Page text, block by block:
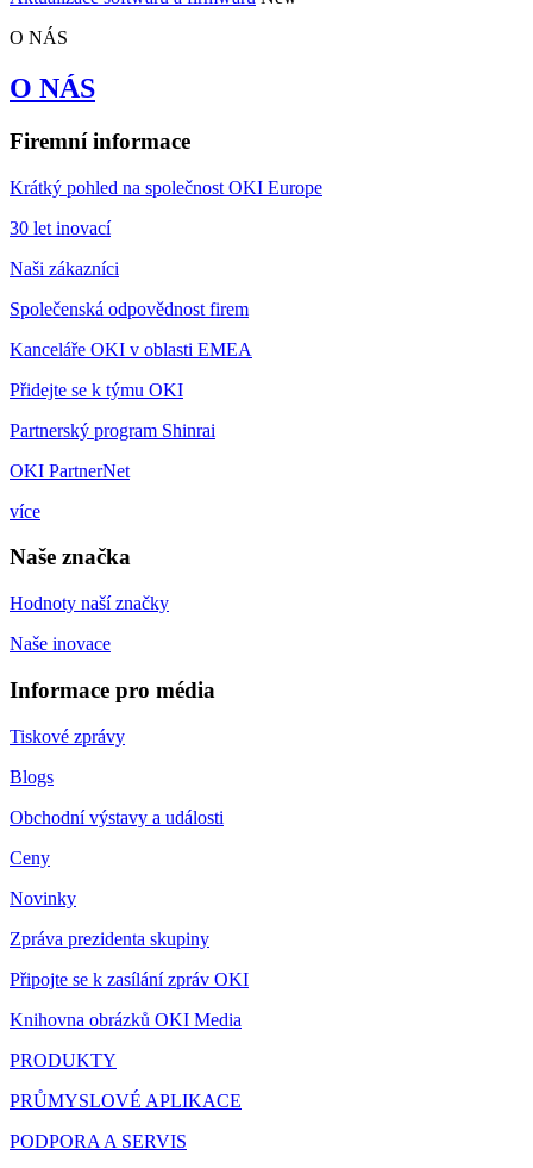
O NÁS
O NÁS
Firemní informace
Krátký pohled na společnost OKI Europe
30 let inovací
Naši zákazníci
Společenská odpovědnost firem
Kanceláře OKI v oblasti EMEA
Přidejte se k týmu OKI
Partnerský program Shinrai
OKI PartnerNet
více
Naše značka
Hodnoty naší značky
Naše inovace
Informace pro média
Tiskové zprávy
Blogs
Obchodní výstavy a události
Ceny
Novinky
Zpráva prezidenta skupiny
Připojte se k zasílání zpráv OKI
Knihovna obrázků OKI Media
PRODUKTY
PRŮMYSLOVÉ APLIKACE
PODPORA A SERVIS